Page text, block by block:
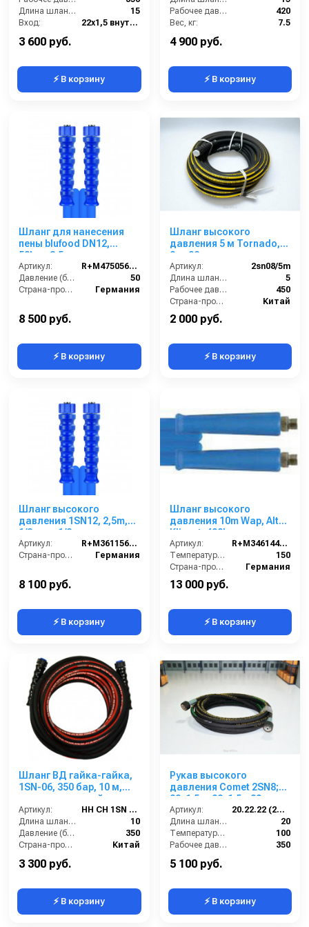
Длина шланга ВД (м):
15
Вход:
22х1,5 внутренняя резьба
3 600 руб.
⚡ В корзину
Рабочее давление (бар):
420
Вес, кг:
7.5
4 900 руб.
⚡ В корзину
Шланг для нанесения
пены blufood DN12,
50bar, 2,5m,
1/2внут-1/2внут,
арматура нерж.сталь
Артикул:
R+M47505660259
Давление (бар):
50
Страна-производитель:
Германия
8 500 руб.
⚡ В корзину
Шланг высокого
давления 5 м Tornado,
2sn 08
Артикул:
2sn08/5m
Длина шланга ВД (м):
5
Рабочее давление (бар):
450
Страна-производитель:
Китай
2 000 руб.
⚡ В корзину
Шланг высокого
давления 1SN12, 2,5m,
1/2внут-1/2внут,
арматура нерж.сталь
Артикул:
R+M36115660259
Страна-производитель:
Германия
8 100 руб.
⚡ В корзину
Шланг высокого
давления 10m Wap, Alto,
Klinnet, 400bar,
3/8внеш-3/8внеш,
2SС-08, 150°C, арматура
нерж.сталь
Артикул:
R+M3461446109
Температура (°C):
150
Страна-производитель:
Германия
13 000 руб.
⚡ В корзину
Шланг ВД гайка-гайка,
1SN-06, 350 бар, 10 м,
однооплеточный
Артикул:
HH CH 1SN 06 M22-10
Длина шланга (м):
10
Давление (бар):
350
Страна-производитель:
Китай
3 300 руб.
⚡ В корзину
Рукав высокого
давления Comet 2SN8;
22х1,5 г- 22х1,5г; 20м
Артикул:
20.22.22 (2SN8)Comet
Длина шланга ВД (м):
20
Температура (°C):
100
Рабочее давление (бар):
350
5 100 руб.
⚡ В корзину